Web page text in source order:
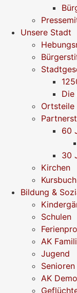
Unsere Stadt
Ortsteile
60
30
Kirchen
Bildung &
Schulen
AK
Jugend
Senioren
AK